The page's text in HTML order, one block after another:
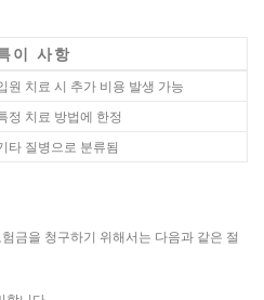
이 사항
원 치료 시 추가 비용 발생 가능
정 치료 방법에 한정
타 질병으로 분류됨
금을 청구하기 위해서는 다음과 같은 절